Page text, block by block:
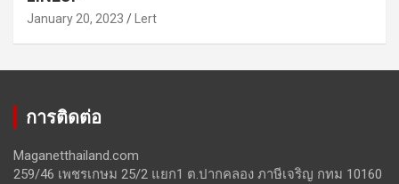
January 20, 2023 Lert
การติดต่อ
Maganetthailand.com
259/46 เพชรเกษม 25/2 แยก1 ต.ปากคลอง ภาษีเจริญ กทม 10160